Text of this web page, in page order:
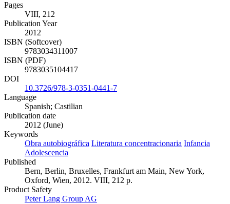
Pages
VIII, 212
Publication Year
2012
ISBN (Softcover)
9783034311007
ISBN (PDF)
9783035104417
DOI
10.3726/978-3-0351-0441-7
Language
Spanish; Castilian
Publication date
2012 (June)
Keywords
Obra autobiográfica Literatura concentracionaria Infancia
Adolescencia
Published
Bern, Berlin, Bruxelles, Frankfurt am Main, New York,
Oxford, Wien, 2012. VIII, 212 p.
Product Safety
Peter Lang Group AG